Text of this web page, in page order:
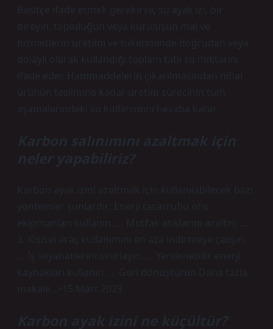
Basitçe ifade etmek gerekirse, su ayak izi, bir
bireyin, topluluğun veya kuruluşun mal ve
hizmetlerin üretimi ve tüketiminde doğrudan veya
dolaylı olarak kullandığı toplam tatlı su miktarını
ifade eder. Hammaddelerin çıkarılmasından nihai
ürünün teslimine kadar üretim sürecinin tüm
aşamalarındaki su kullanımını hesaba katar.
Karbon salınımını azaltmak için
neler yapabiliriz?
Karbon ayak izini azaltmak için kullanılabilecek bazı
yöntemler şunlardır: Enerji tasarruflu ofis
ekipmanları kullanın. … Mutfak atıklarını azaltın. …
3. Kişisel araç kullanımını en aza indirmeye çalışın.
… İş seyahatlerini sınırlayın. … Yenilenebilir enerji
kaynakları kullanın. … Geri dönüştürün.Daha fazla
makale…•15 Mart 2023
Karbon ayak izini ne küçültür?